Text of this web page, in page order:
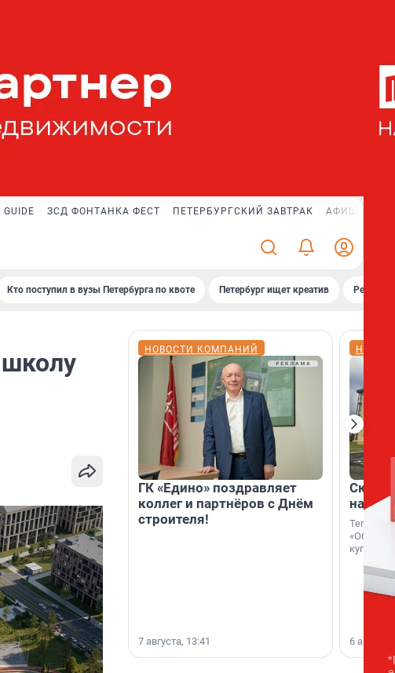
GUIDE ЗСД ФОНТАНКА ФЕСТ ПЕТЕРБУРГСКИЙ ЗАВТРАК АФИША PLUS
Кто поступил в вузы Петербурга по квоте Петербург ищет креатив
НОВОСТИ КОМПАНИЙ
ГК «Едино» поздравляет
коллег и партнёров с Днём
строителя!
7 августа, 13:41
на
Теперь
купить
6